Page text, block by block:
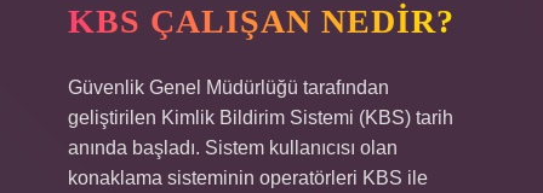
KBS ÇALIŞAN NEDIR?
Güvenlik Genel Müdürlüğü tarafından
geliştirilen Kimlik Bildirim Sistemi (KBS) tarih
anında başladı. Sistem kullanıcısı olan
konaklama sisteminin operatörleri KBS ile